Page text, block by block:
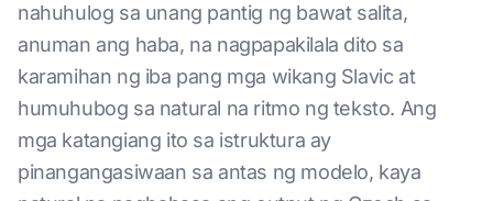
nahuhulog sa unang pantig ng bawat salita,
anuman ang haba, na nagpapakilala dito sa
karamihan ng iba pang mga wikang Slavic at
humuhubog sa natural na ritmo ng teksto. Ang
mga katangiang ito sa istruktura ay
pinangangasiwaan sa antas ng modelo, kaya